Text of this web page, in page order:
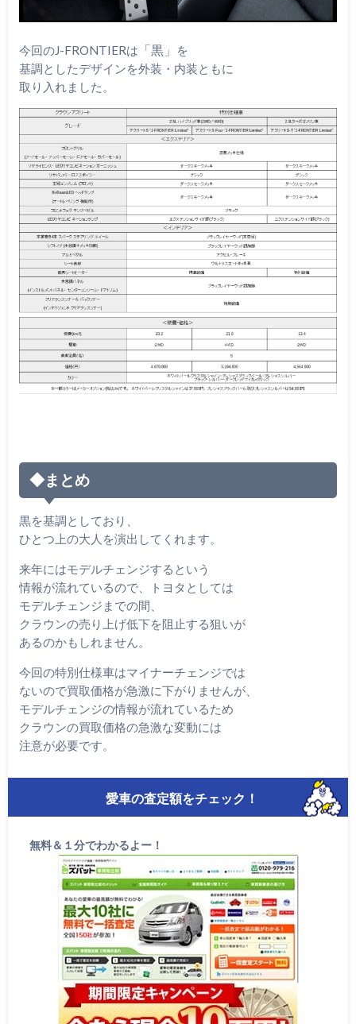
今回のJ-FRONTIERは 「黒」
を
基調としたデザインを外装・内装ともに
取り入れました。
◆まとめ
黒を基調としており、
ひとつ上の大人を演出してくれます。
来年にはモデルチェンジするという
情報が流れているので、トヨタとしては
モデルチェンジまでの間、
クラウンの売り上げ低下を阻止する狙いが
あるのかもしれません。
今回の特別仕様車はマイナーチェンジでは
ないので買取価格が急激に下がりませんが、
モデルチェンジの情報が流れているため
クラウンの買取価格の急激な変動には
注意が必要です。
愛車の査定額をチェック！
無料＆１分でわかるよー！